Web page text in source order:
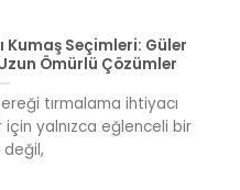
Kumaş Seçimleri: Güler
Ömürlü Çözümler
tırmalama ihtiyacı
yalnızca eğlenceli bir